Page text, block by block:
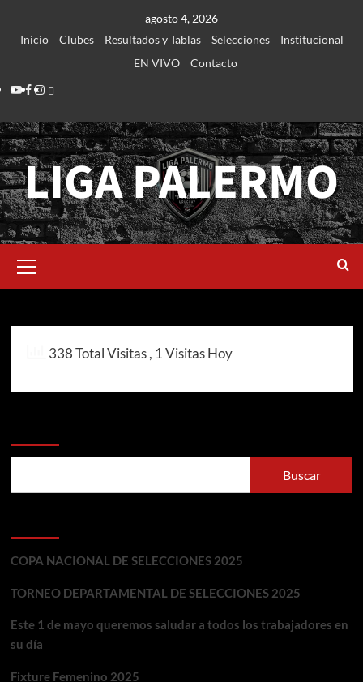
agosto 4, 2026
Inicio
Clubes Resultados y Tablas Selecciones
Institucional
EN VIVO
Contacto
Youtube
Facebook
Instagram
Login
LIGA PALERMO
primario
338 Total Visitas, 1 Visitas Hoy
Buscar
COPA NACIONAL DE SELECCIONES 2025
TORNEO DEPARTAMENTAL DE SELECCIONES 2025
Este 1 de mayo queremos saludar a todos los trabajadores en
su día
Fixture Femenino 2025